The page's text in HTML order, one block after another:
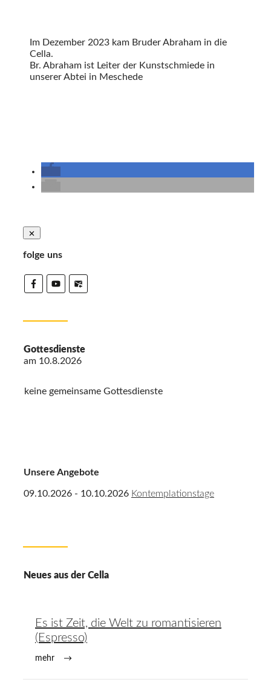
Im Dezember 2023 kam Bruder Abraham in die
Cella.
Br. Abraham ist Leiter der Kunstschmiede in
unserer Abtei in Meschede
folge uns
Gottesdienste
am 10.8.2026
keine gemeinsame Gottesdienste
Unsere Angebote
09.10.2026 - 10.10.2026 Kontemplationstage
Neues aus der Cella
Es ist Zeit, die Welt zu romantisieren
(Espresso)
mehr